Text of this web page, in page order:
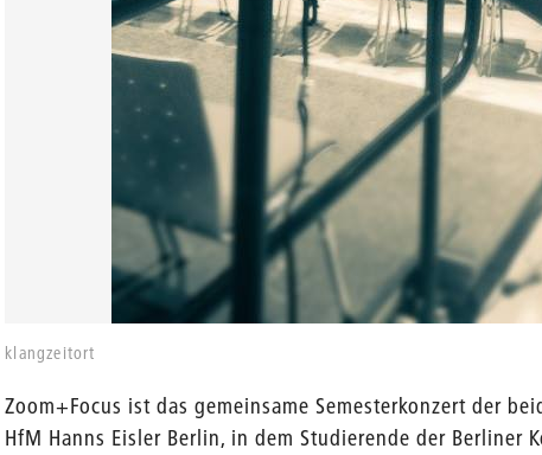
klangzeitort
Zoom+Focus ist das gemeinsame Semesterkonzert der
HfM Hanns Eisler Berlin, in dem Studierende der Berliner